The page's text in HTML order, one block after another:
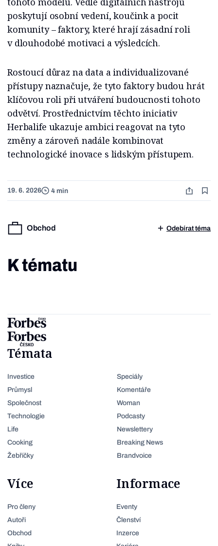
poskytují osobní vedení, kou­čink a pocit
komunity – faktory, které hrají zásadní roli
v dlouhodobé motivaci a výsledcích.
Rostoucí důraz na data a individualizo­vané
přístupy naznačuje, že tyto faktory budou hrát
klíčovou roli při utváření bu­doucnosti tohoto
odvětví. Prostřednic­tvím těchto iniciativ
Herbalife ukazuje ambici reagovat na tyto
změny a záro­veň nadále kombinovat
technologické inovace s lidským přístupem.
19. 6. 2026 4 min
Obchod Odebírat téma
K tématu
Témata
Investice
Průmysl
Společnost
Technologie
Life
Cooking
Žebříčky
Speciály
Komentáře
Woman
Podcasty
Newslettery
Breaking News
Brandvoice
Více
Pro členy
Autoři
Obchod
Informace
Eventy
Členství
Inzerce